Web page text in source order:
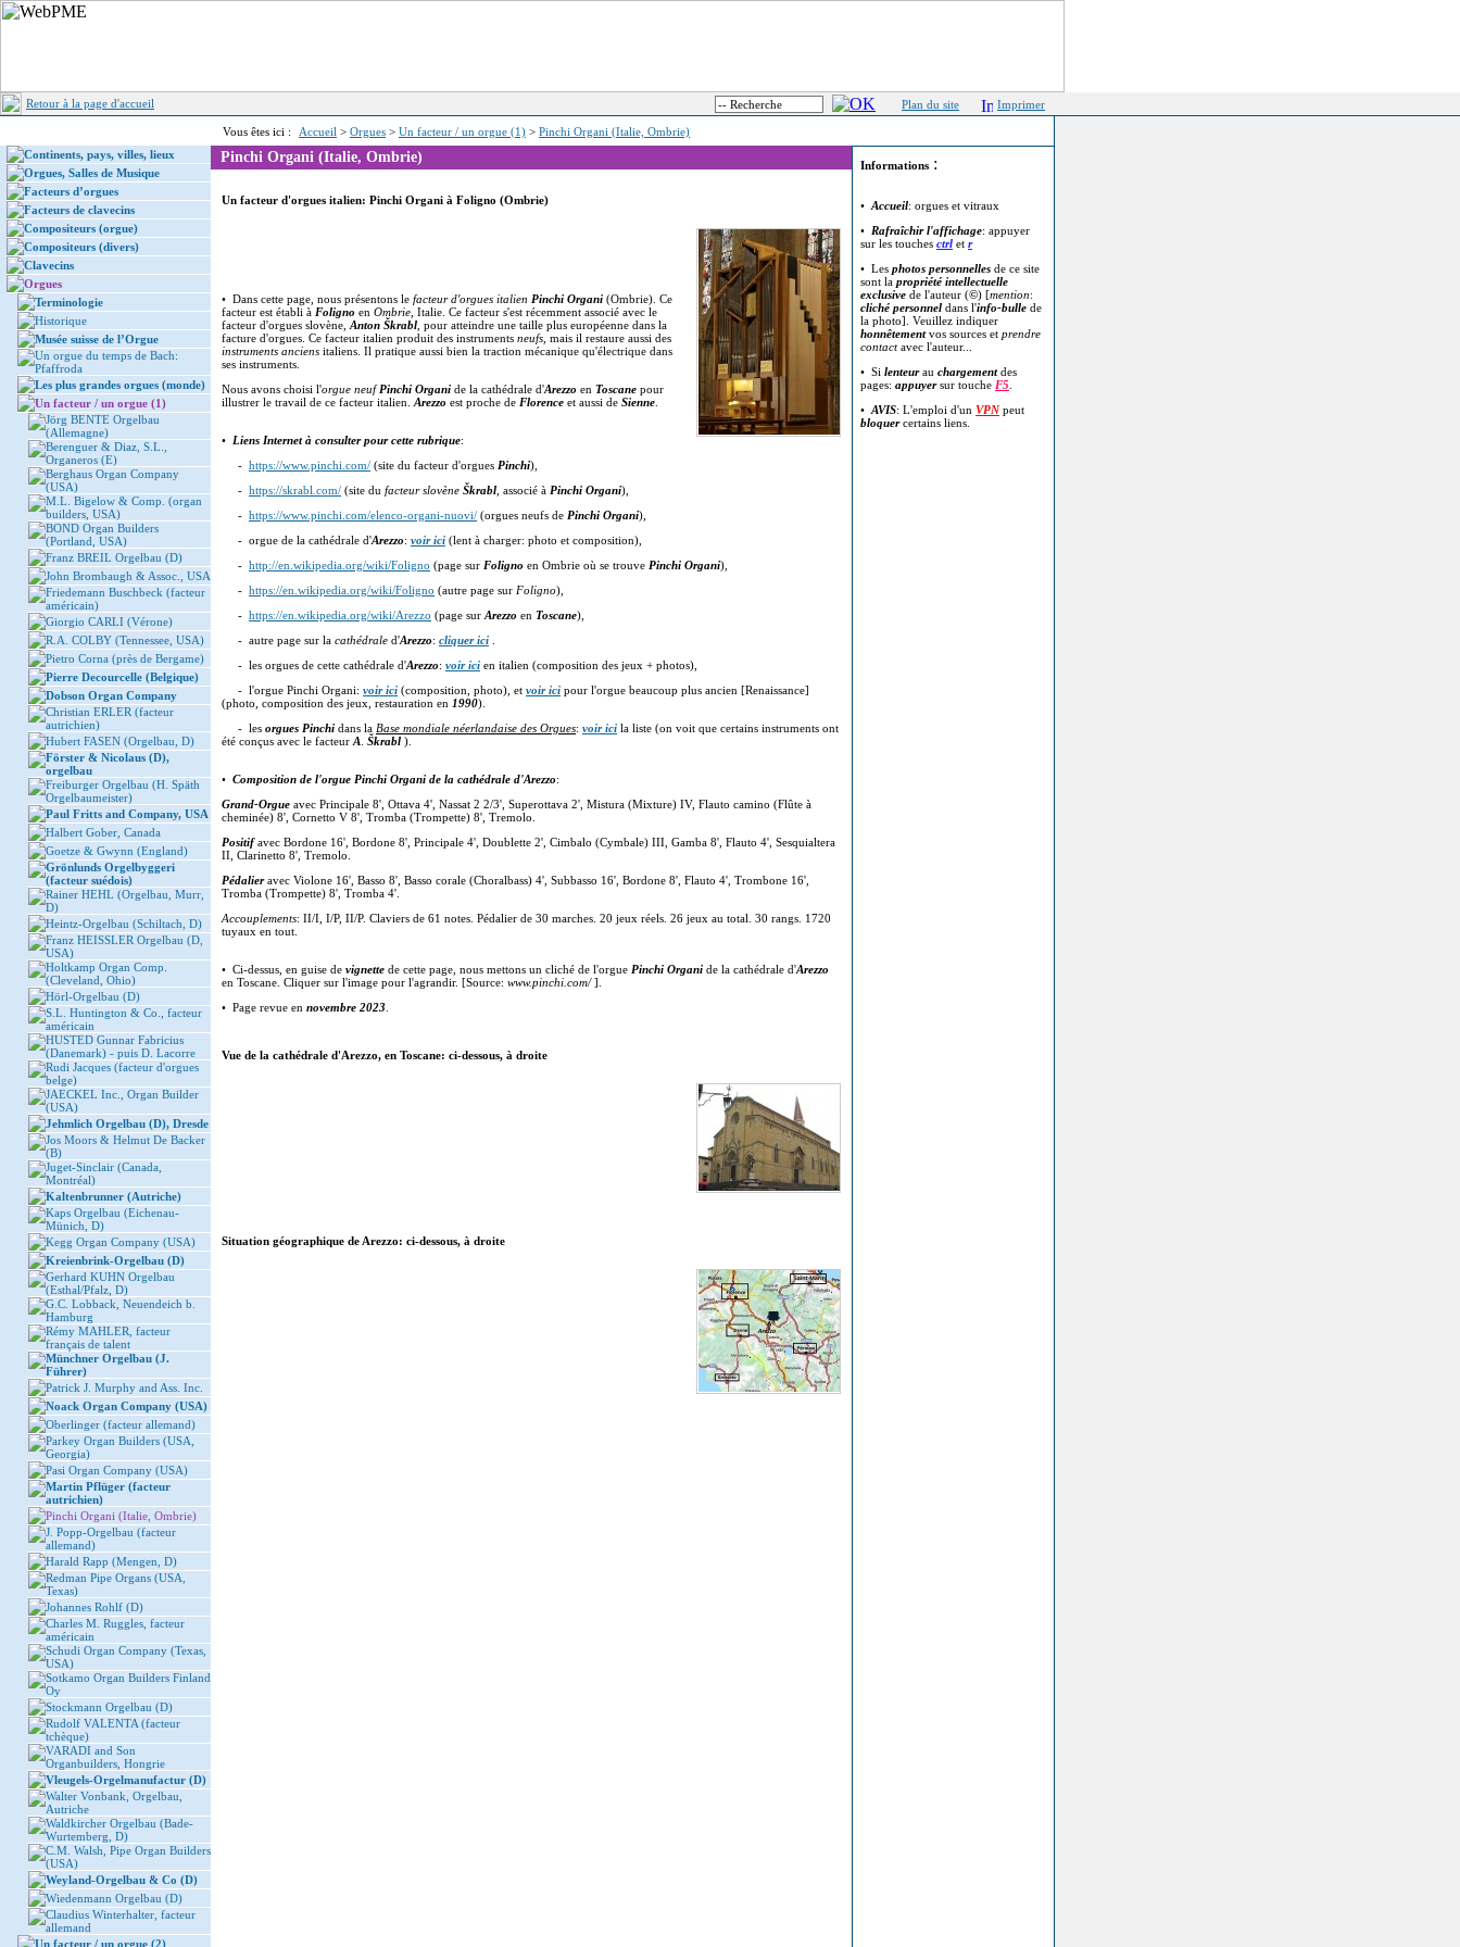
Retour à la page d'accueil Plan du site Imprimer
Vous êtes ici : Accueil > Orgues > Un facteur / un orgue (1) > Pinchi Organi (Italie, Ombrie)
Continents, pays, villes, lieux
Orgues, Salles de Musique
Facteurs d’orgues
Facteurs de clavecins
Compositeurs (orgue)
Compositeurs (divers)
Clavecins
Orgues
Terminologie
Historique
Musée suisse de l’Orgue
Un orgue du temps de Bach:
Pfaffroda
Les plus grandes orgues (monde)
Un facteur / un orgue (1)
Jörg BENTE Orgelbau
(Allemagne)
Berenguer & Diaz, S.L.,
Organeros (E)
Berghaus Organ Company
(USA)
M.L. Bigelow & Comp. (organ
builders, USA)
BOND Organ Builders
(Portland, USA)
Franz BREIL Orgelbau (D)
John Brombaugh & Assoc., USA
Friedemann Buschbeck (facteur
américain)
Giorgio CARLI (Vérone)
R.A. COLBY (Tennessee, USA)
Pietro Corna (près de Bergame)
Pierre Decourcelle (Belgique)
Dobson Organ Company
Christian ERLER (facteur
autrichien)
Hubert FASEN (Orgelbau, D)
Förster & Nicolaus (D),
orgelbau
Freiburger Orgelbau (H. Späth
Orgelbaumeister)
Paul Fritts and Company, USA
Halbert Gober, Canada
Goetze & Gwynn (England)
Grönlunds Orgelbyggeri
(facteur suédois)
Rainer HEHL (Orgelbau, Murr,
D)
Heintz-Orgelbau (Schiltach, D)
Franz HEISSLER Orgelbau (D,
USA)
Holtkamp Organ Comp.
(Cleveland, Ohio)
Hörl-Orgelbau (D)
S.L. Huntington & Co., facteur
américain
HUSTED Gunnar Fabricius
(Danemark) - puis D. Lacorre
Rudi Jacques (facteur d'orgues
belge)
JAECKEL Inc., Organ Builder
(USA)
Jehmlich Orgelbau (D), Dresde
Jos Moors & Helmut De Backer
(B)
Juget-Sinclair (Canada,
Montréal)
Kaltenbrunner (Autriche)
Kaps Orgelbau (Eichenau-
Münich, D)
Kegg Organ Company (USA)
Kreienbrink-Orgelbau (D)
Gerhard KUHN Orgelbau
(Esthal/Pfalz, D)
G.C. Lobback, Neuendeich b.
Hamburg
Rémy MAHLER, facteur
français de talent
Münchner Orgelbau (J.
Führer)
Patrick J. Murphy and Ass. Inc.
Noack Organ Company (USA)
Oberlinger (facteur allemand)
Parkey Organ Builders (USA,
Georgia)
Pasi Organ Company (USA)
Martin Pflüger (facteur
autrichien)
Pinchi Organi (Italie, Ombrie)
J. Popp-Orgelbau (facteur
allemand)
Harald Rapp (Mengen, D)
Redman Pipe Organs (USA,
Texas)
Johannes Rohlf (D)
Charles M. Ruggles, facteur
américain
Schudi Organ Company (Texas,
USA)
Sotkamo Organ Builders Finland
Oy
Stockmann Orgelbau (D)
Rudolf VALENTA (facteur
tchèque)
VARADI and Son
Organbuilders, Hongrie
Vleugels-Orgelmanufactur (D)
Walter Vonbank, Orgelbau,
Autriche
Waldkircher Orgelbau (Bade-
Wurtemberg, D)
C.M. Walsh, Pipe Organ Builders
(USA)
Weyland-Orgelbau & Co (D)
Wiedenmann Orgelbau (D)
Claudius Winterhalter, facteur
allemand
Un facteur / un orgue (2)
Pinchi Organi (Italie, Ombrie)
Un facteur d'orgues italien: Pinchi Organi à Foligno (Ombrie)
• Dans cette page, nous présentons le facteur d'orgues italien Pinchi Organi (Ombrie). Ce
facteur est établi à Foligno en Ombrie , Italie. Ce facteur s'est récemment associé avec le
facteur d'orgues slovène, Anton Škrabl , pour atteindre une taille plus européenne dans la
facture d'orgues. Ce facteur italien produit des instruments neufs , mais il restaure aussi des
instruments anciens italiens. Il pratique aussi bien la traction mécanique qu'électrique dans
ses instruments.
Nous avons choisi l'orgue neuf Pinchi Organi de la cathédrale d'Arezzo en Toscane pour
illustrer le travail de ce facteur italien. Arezzo est proche de Florence et aussi de Sienne
• Liens Internet à consulter pour cette rubrique:
- https://www.pinchi.com/ (site du facteur d'orgues Pinchi),
- https://skrabl.com/ (site du facteur slovène Škrabl , associé à Pinchi Organi),
- https://www.pinchi.com/elenco-organi-nuovi/ (orgues neufs de Pinchi Organi),
- orgue de la cathédrale d'Arezzo: voir ici (lent à charger: photo et composition),
- http://en.wikipedia.org/wiki/Foligno (page sur Foligno en Ombrie où se trouve Pinchi Organi),
- https://en.wikipedia.org/wiki/Foligno (autre page sur Foligno),
- https://en.wikipedia.org/wiki/Arezzo (page sur Arezzo en Toscane),
- autre page sur la cathédrale d'Arezzo: cliquer ici
- les orgues de cette cathédrale d'Arezzo: voir ici en italien (composition des jeux + photos),
- l'orgue Pinchi Organi: voir ici (composition, photo), et voir ici pour l'orgue beaucoup plus ancien [Renaissance]
(photo, composition des jeux, restauration en 1990).
- les orgues Pinchi dans la Base mondiale néerlandaise des Orgues: voir ici la liste (on voit que certains instruments ont
été conçus avec le facteur A Škrabl ).
• Composition de l'orgue Pinchi Organi de la cathédrale d'Arezzo:
Grand-Orgue avec Principale 8', Ottava 4', Nassat 2 2/3', Superottava 2', Mistura (Mixture) IV, Flauto camino (Flûte à
cheminée) 8', Cornetto V 8', Tromba (Trompette) 8', Tremolo.
Positifavec Bordone 16', Bordone 8', Principale 4', Doublette 2', Cimbalo (Cymbale) III, Gamba 8', Flauto 4', Sesquialtera
II, Clarinetto 8', Tremolo.
Pédalieravec Violone 16', Basso 8', Basso corale (Choralbass) 4', Subbasso 16', Bordone 8', Flauto 4', Trombone 16',
Tromba (Trompette) 8', Tromba 4'.
Accouplements: II/I, I/P, II/P. Claviers de 61 notes. Pédalier de 30 marches. 20 jeux réels. 26 jeux au total. 30 rangs. 1720
tuyaux en tout.
• Ci-dessus, en guise de vignette de cette page, nous mettons un cliché de l'orgue Pinchi Organi de la cathédrale d'Arezzo
en Toscane. Cliquer sur l'image pour l'agrandir. [Source: www.pinchi.com/].
• Page revue en novembre 2023
Vue de la cathédrale d'Arezzo, en Toscane: ci-dessous, à droite
Situation géographique de Arezzo: ci-dessous, à droite
Informations :
• Accueil: orgues et vitraux
• Rafraîchir l'affichage: appuyer
sur les touches ctrl et r
• Les photos personnelles de ce site
sont la propriété intellectuelle
exclusive de l'auteur (©) [mention:
cliché personnel dans l'info-bulle de
la photo]. Veuillez indiquer
honnêtementvos sources et prendre
contactavec l'auteur...
• Si lenteurau chargementdes
pages: appuyersur touche F5
• AVIS: L'emploi d'un VPNpeut
bloquercertains liens.